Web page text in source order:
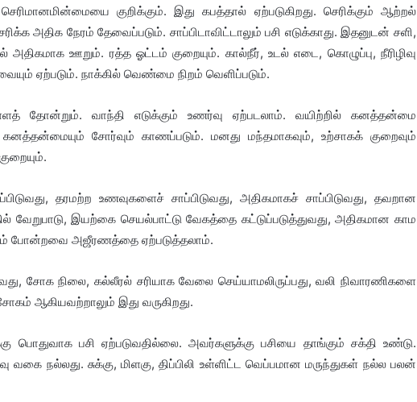
குறிக்கும். இது கபத்தால் ஏற்படுகிறது. செரிக்கும் ஆற்றல்
அதிக நேரம் தேவைப்படும். சாப்பிடாவிட்டாலும் பசி எடுக்காது. இதனுடன் சளி,
ஊறும். ரத்த ஓட்டம் குறையும். கால்நீர், உடல் எடை, கொழுப்பு, நீரிழிவு
ஏற்படும். நாக்கில் வெண்மை நிறம் வெளிப்படும்.
தோன்றும். வாந்தி எடுக்கும் உணர்வு ஏற்படலாம். வயிற்றில் கனத்தன்மை
சோர்வும் காணப்படும். மனது மந்தமாகவும், உற்சாகக் குறைவும்
தரமற்ற உணவுகளைச் சாப்பிடுவது, அதிகமாகச் சாப்பிடுவது, தவறான
வேறுபாடு, இயற்கை செயல்பாட்டு வேகத்தை கட்டுப்படுத்துவது, அதிகமான காம
போன்றவை அஜீரணத்தை ஏற்படுத்தலாம்.
சோக நிலை, கல்லீரல் சரியாக வேலை செய்யாமலிருப்பது, வலி நிவாரணிகளை
ஆகியவற்றாலும் இது வருகிறது.
பொதுவாக பசி ஏற்படுவதில்லை. அவர்களுக்கு பசியை தாங்கும் சக்தி உண்டு.
வகை நல்லது. சுக்கு, மிளகு, திப்பிலி உள்ளிட்ட வெப்பமான மருந்துகள் நல்ல பலன்